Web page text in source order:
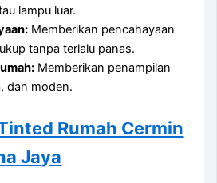
lampu luar.
Memberikan pencahayaan
tanpa terlalu panas.
Memberikan penampilan
dan moden.
Rumah Cermin
Jaya